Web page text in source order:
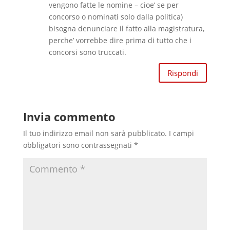
vengono fatte le nomine – cioe’ se per
concorso o nominati solo dalla politica)
bisogna denunciare il fatto alla magistratura,
perche’ vorrebbe dire prima di tutto che i
concorsi sono truccati.
Rispondi
Invia commento
Il tuo indirizzo email non sarà pubblicato. I campi
obbligatori sono contrassegnati *